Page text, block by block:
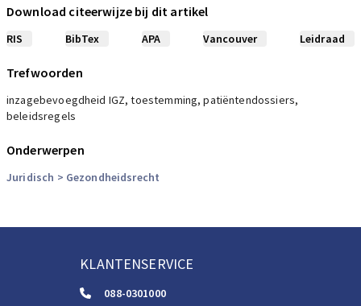
Download citeerwijze bij dit artikel
RIS BibTex APA Vancouver Leidraad
Trefwoorden
inzagebevoegdheid IGZ, toestemming, patiëntendossiers,
beleidsregels
Onderwerpen
Juridisch > Gezondheidsrecht
KLANTENSERVICE
088-0301000